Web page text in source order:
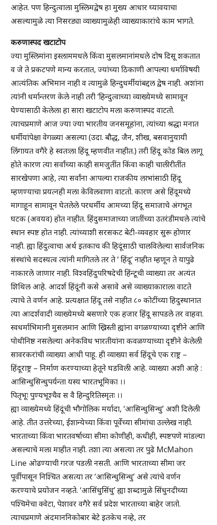
आहेत. पण हिन्दुत्वाला मुस्लिमद्वेष हा मुख्य आधार घ्यावयाचा
असल्यामुळे त्या निसरड्या व्याख्यामुळेही व्याख्याकारांचे काम भागते.
करुणास्पद खटाटोप
ज्या मुस्लिमांना इस्लाममधले किंवा मुसलमानांमधले दोष दिसू शकतात
व जे ते प्रकटपणे मान्य करतात, ज्यांच्या ठिकाणी आपल्या धर्माविषयी
आत्यंतिक अभिमान नाही व त्यामुळे हिन्दुधर्मीयांबद्दल द्वेष नाही. अशांना
त्यांनी धर्मान्तरण केले नाही तरी ‘हिन्दुत्वाच्या व्याख्येमध्ये सामावून
घेण्यासाठी केलेला हा सारा खटाटोप मला करुणास्पद वाटतो.
त्याचप्रमाणे आज ज्या ज्या भारतीय जनसमूहांना, त्यांच्या श्रद्धा मनात
धर्मीयांपेक्षा वेगळ्या असल्या (उदा. बौद्ध, जैन, शीख, बसवानुयायी
लिंगायत वगैरे हे स्वतःला हिंदू म्हणवीत नाहीत.) तरी हिंदू कोड बिल लागू
होते कारण त्या सर्वांच्या काही समजुतींत किंवा काही चालीरीतींत
सारखेपणा आहे, त्या सर्वांना आपल्या राजकीय लाभांसाठी हिंदू
म्हणण्याचा प्रयत्नही मला केविलवाणा वाटतो. कारण असे हिंदूमध्ये
मागाहून सामावून घेतलेले परधर्मीय आमच्या हिंदू समाजाचे अंगभूत
घटक (अवयव) होत नाहीत. हिंदुसमाजाच्या जातींच्या उतरंडीमधले त्यांचे
स्थान स्पष्ट होत नाही. त्यांच्याशी सरसकट बेटी-व्यवहार सुरू होणार
नाही. ह्या हिंदुत्वाचा अर्थ इतकाच की हिदूंसाठी चालविलेल्या सार्वजनिक
संस्थांचे सदस्यत्व त्यांनी मागितले तर ते ‘ हिंदू’ नाहीत म्हणून ते यापुढे
नाकारले जाणार नाही. विश्वहिंदुपरिषदेची हिंन्टूची व्याख्या तर अत्यंत
शिथिल आहे. आदर्श हिंदूंनी कसे असावे असे व्याख्याकाराला वाटते
त्याचे ते वर्णन आहे. प्रत्यक्षात हिंदू तसे नाहीत ८० कोटींच्या हिदुस्थानात
त्या आदर्शवादी व्याख्येमध्ये बसणारे एक हजार हिंदू सापडले तर वाहवा.
स्वधर्माभिमानी मुसलमान आणि ख्रिस्ती ह्यांना वगळण्याच्या दृष्टीने आणि
पोथीनिष्ठ नसलेल्या अनेकविध भारतीयांना कवळण्याच्या दृष्टीने केलेली
सावरकरांची व्याख्या आधी पाहू. ही व्याख्या सर्व हिंदूचे एक राष्ट्र –
हिंदूराष्ट्र – निर्माण करण्याच्या हेतूने घडविली आहे. व्याख्या अशी आहे :
आसिन्धुसिन्धुपर्यन्ता यस्य भारतभूमिका ।।
पितृभूः पुण्यभूश्चैव स वै हिन्दुरितिस्मृतः ।।
ह्या व्याख्येमध्ये हिंदूंची भौगोलिक मर्यादा, ‘आसिन्धुसिन्धु’ अशी दिलेली
आहे. तीत उत्तरेच्या, ईशान्येच्या किंवा पूर्वेच्या सीमांचा उल्लेख नाही.
भारताच्या किंवा भारतवर्षाच्या सीमा कोणीही, कधीही, स्पष्टपणे मांडल्या
असल्याचे मला माहीत नाही. तशा त्या असत्या तर पुढे McMahon
Line ओढण्याची गरज पडली नसती. आणि भारताच्या सीमा जर
पूर्वीपासून निश्चित असत्या तर ‘आसिन्धुसिन्धु’ असे त्यांचे वर्णन
करण्याचे प्रयोजन नव्हते. ‘आसिंधुसिंधु’ ह्या शब्दामुळे सिंधुनदीच्या
पश्चिमेचा क्वेटा, पेशावर वगैरे सर्व प्रदेश भारताच्या बाहेर जातो.
त्याचप्रमाणे अंदमाननिकोबार बेटे इतकेच नव्हे, तर